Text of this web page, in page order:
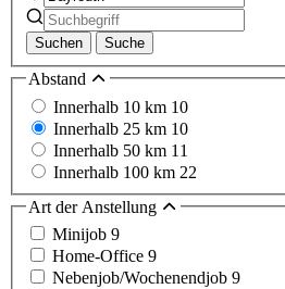
Suchen Suche
Abstand
Innerhalb 10 km 10
Innerhalb 25 km 10
Innerhalb 50 km 11
Innerhalb 100 km 22
Art der Anstellung
Minijob 9
Home-Office 9
Nebenjob/Wochenendjob 9